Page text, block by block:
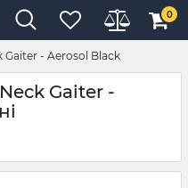
0
- Aerosol Black
Gaiter -